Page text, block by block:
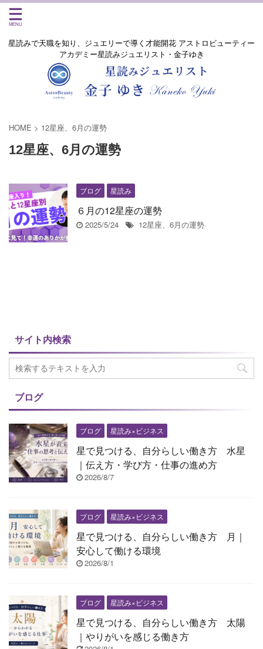
星読みで天職を知り、ジュエリーで導く才能開花 アストロビューティー
アカデミー星読みジュエリスト・金子ゆき
HOME > 12星座、6月の運勢
12星座、6月の運勢
ブログ 星読み
６月の12星座の運勢
2025/5/24 12星座、6月の運勢
サイト内検索
ブログ
ブログ 星読み×ビジネス
星で見つける、自分らしい働き方 水星
｜伝え方・学び方・仕事の進め方
2026/8/7
ブログ 星読み×ビジネス
星で見つける、自分らしい働き方 月｜
安心して働ける環境
2026/8/1
ブログ 星読み×ビジネス
星で見つける、自分らしい働き方 太陽
｜やりがいを感じる働き方